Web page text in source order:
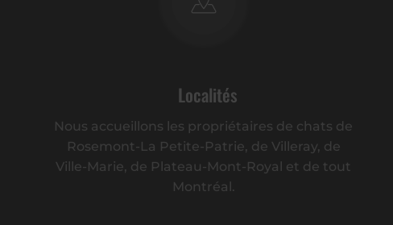
Localités
Nous accueillons les propriétaires de chats de
Rosemont-La Petite-Patrie, de Villeray, de
Ville-Marie, de Plateau-Mont-Royal et de tout
Montréal.